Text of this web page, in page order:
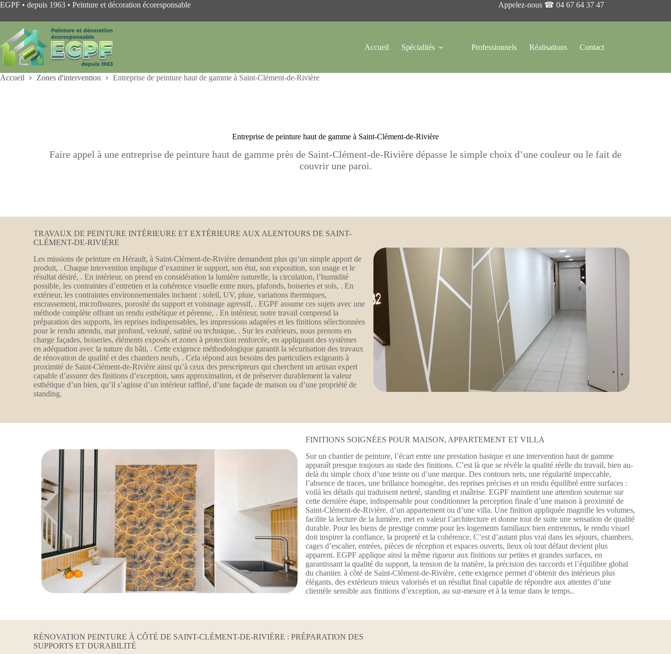
Passer
contenu
EGPF • depuis 1963 • Peinture et décoration écoresponsable Appelez-nous ☎ 04 67 64 37 47
Accueil Spécialités Professionnels Réalisations Contact
Accueil Zones d'intervention Entreprise de peinture haut de gamme à Saint-Clément-de-Rivière
Entreprise de peinture haut de gamme à Saint-Clément-de-Rivière
Faire appel à une entreprise de peinture haut de gamme près de Saint-Clément-de-Rivière dépasse le simple choix d’une couleur ou le fait de
couvrir une paroi.
TRAVAUX DE PEINTURE INTÉRIEURE ET EXTÉRIEURE AUX ALENTOURS DE SAINT-
CLÉMENT-DE-RIVIÈRE
Les missions de peinture en Hérault, à Saint-Clément-de-Rivière demandent plus qu’un simple apport de
produit, . Chaque intervention implique d’examiner le support, son état, son exposition, son usage et le
résultat désiré, . En intérieur, on prend en considération la lumière naturelle, la circulation, l’humidité
possible, les contraintes d’entretien et la cohérence visuelle entre murs, plafonds, boiseries et sols, . En
extérieur, les contraintes environnementales incluent : soleil, UV, pluie, variations thermiques,
encrassement, microfissures, porosité du support et voisinage agressif, . EGPF assume ces sujets avec une
méthode complète offrant un rendu esthétique et pérenne, . En intérieur, notre travail comprend la
préparation des supports, les reprises indispensables, les impressions adaptées et les finitions sélectionnées
pour le rendu attendu, mat profond, velouté, satiné ou technique, . Sur les extérieurs, nous prenons en
charge façades, boiseries, éléments exposés et zones à protection renforcée, en appliquant des systèmes
en adéquation avec la nature du bâti, . Cette exigence méthodologique garantit la sécurisation des travaux
de rénovation de qualité et des chantiers neufs, . Cela répond aux besoins des particuliers exigeants à
proximité de Saint-Clément-de-Rivière ainsi qu’à ceux des prescripteurs qui cherchent un artisan expert
capable d’assurer des finitions d’exception, sans approximation, et de préserver durablement la valeur
esthétique d’un bien, qu’il s’agisse d’un intérieur raffiné, d’une façade de maison ou d’une propriété de
standing.
FINITIONS SOIGNÉES POUR MAISON, APPARTEMENT ET VILLA
Sur un chantier de peinture, l’écart entre une prestation basique et une intervention haut de gamme
apparaît presque toujours au stade des finitions. C’est là que se révèle la qualité réelle du travail, bien au-
delà du simple choix d’une teinte ou d’une marque. Des contours nets, une régularité impeccable,
l’absence de traces, une brillance homogène, des reprises précises et un rendu équilibré entre surfaces :
voilà les détails qui traduisent netteté, standing et maîtrise. EGPF maintient une attention soutenue sur
cette dernière étape, indispensable pour conditionner la perception finale d’une maison à proximité de
Saint-Clément-de-Rivière, d’un appartement ou d’une villa. Une finition appliquée magnifie les volumes,
facilite la lecture de la lumière, met en valeur l’architecture et donne tout de suite une sensation de qualité
durable. Pour les biens de prestige comme pour les logements familiaux bien entretenus, le rendu visuel
doit inspirer la confiance, la propreté et la cohérence. C’est d’autant plus vrai dans les séjours, chambres,
cages d’escalier, entrées, pièces de réception et espaces ouverts, lieux où tout défaut devient plus
apparent. EGPF applique ainsi la même rigueur aux finitions sur petites et grandes surfaces, en
garantissant la qualité du support, la tension de la matière, la précision des raccords et l’équilibre global
du chantier. à côté de Saint-Clément-de-Rivière, cette exigence permet d’obtenir des intérieurs plus
élégants, des extérieurs mieux valorisés et un résultat final capable de répondre aux attentes d’une
clientèle sensible aux finitions d’exception, au sur-mesure et à la tenue dans le temps..
RÉNOVATION PEINTURE À CÔTÉ DE SAINT-CLÉMENT-DE-RIVIÈRE : PRÉPARATION DES
SUPPORTS ET DURABILITÉ